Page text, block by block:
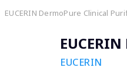
EUCERIN DermoPure Clinical
EUCERIN